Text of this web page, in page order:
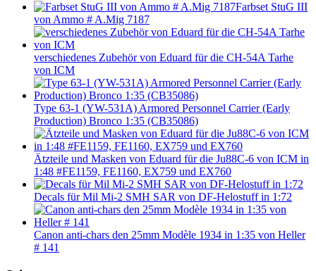
Farbset StuG III
von Ammo # A.Mig 7187
verschiedenes Zubehör von Eduard für die CH-54A Tarhe
von ICM
Type 63-1 (YW-531A) Armored Personnel Carrier (Early
Production) Bronco 1:35 (CB35086)
Ätzteile und Masken von Eduard für die Ju88C-6 von ICM in
1:48 #FE1159, FE1160, EX759 und EX760
Decals für Mil Mi-2 SMH SAR von DF-Helostuff in 1:72
Canon anti-chars den 25mm Modèle 1934 in 1:35 von Heller
# 141